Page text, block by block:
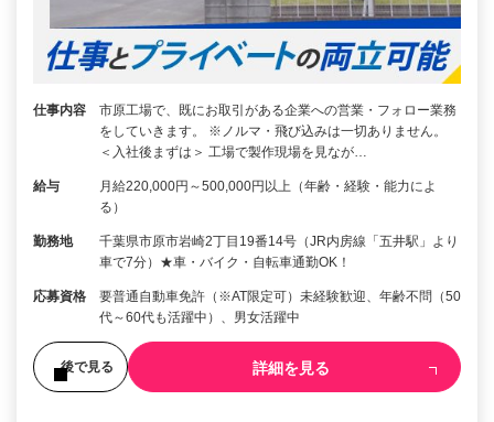
仕事内容
市原工場で、既にお取引がある企業への営業・フォロー業務
をしていきます。 ※ノルマ・飛び込みは一切ありません。
＜入社後まずは＞ 工場で製作現場を見なが…
給与
月給220,000円～500,000円以上（年齢・経験・能力によ
る）
勤務地
千葉県市原市岩崎2丁目19番14号（JR内房線「五井駅」より
車で7分）★車・バイク・自転車通勤OK！
応募資格
要普通自動車免許（※AT限定可）未経験歓迎、年齢不問（50
代～60代も活躍中）、男女活躍中
後で見る 詳細を見る